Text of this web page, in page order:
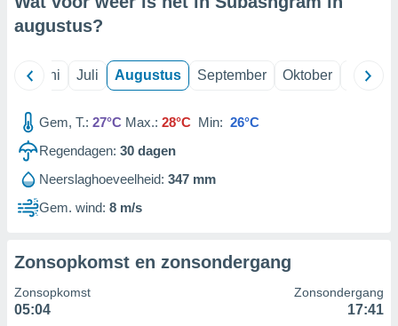
augustus?
Juni Juli Augustus September Oktober
Gem, T.: 27°C Max.: 28°C Min: 26°C
Regendagen: 30 dagen
Neerslaghoeveelheid: 347 mm
Gem. wind: 8 m/s
Zonsopkomst en zonsondergang
Zonsopkomst
05:04
Zonsondergang
17:41